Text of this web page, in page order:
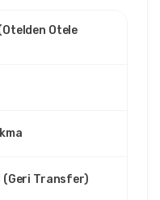
Otele
(Geri Transfer)